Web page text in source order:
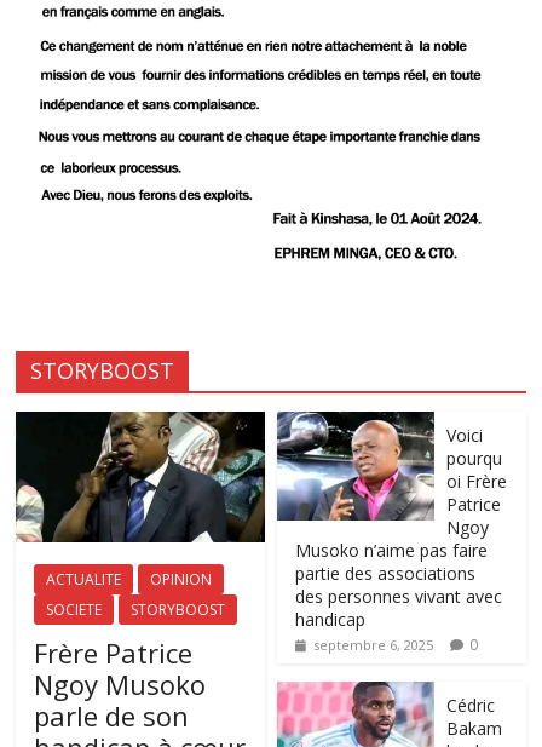
STORYBOOST
ACTUALITE
OPINION
SOCIETE
STORYBOOST
Frère Patrice
Ngoy Musoko
parle de son
Voici
pourqu
oi Frère
Patrice
Ngoy
Musoko n’aime pas faire
partie des associations
des personnes vivant avec
handicap
septembre 6, 2025 0
‎Cédric
Bakam